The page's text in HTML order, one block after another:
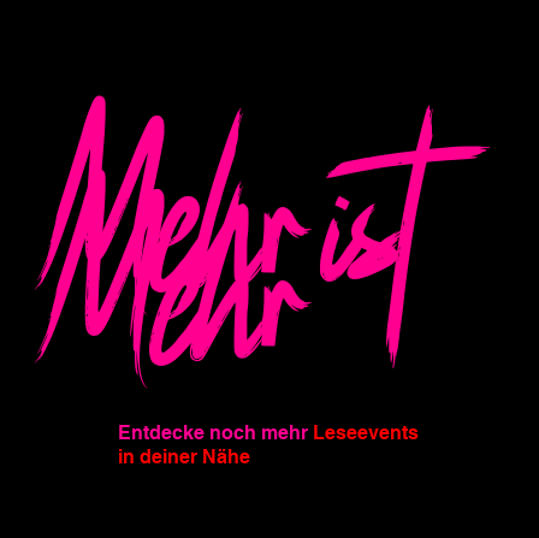
Mehr ist
Mehr
Entdecke noch mehr Leseevents
in deiner Nähe